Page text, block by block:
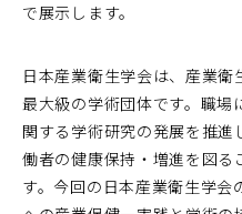
で展示します。
日本産業衛生学会は、産業
最大級の学術団体です。職場
関する学術研究の発展を推
働者の健康保持・増進を図る
す。今回の日本産業衛生学会